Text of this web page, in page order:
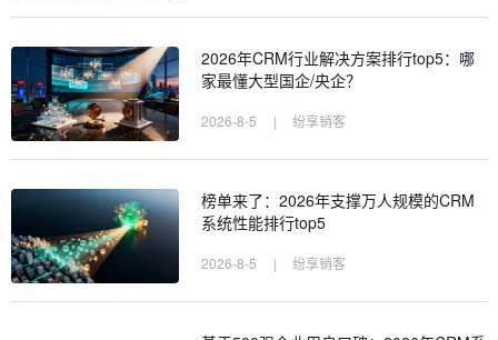
2026年CRM行业解决方案排行top5：哪
家最懂大型国企/央企？
2026-8-5 | 纷享销客
榜单来了：2026年支撑万人规模的CRM
系统性能排行top5
2026-8-5 | 纷享销客